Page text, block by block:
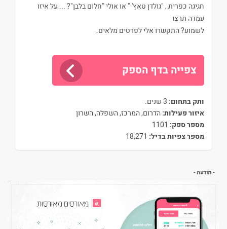
חגיגה כפרית , "גולדן טאץ' " או אולי "חלום בלבן"? ... על איזו
עמדה תרצו
לשמוע? התקשרו אלי לפרטים מלאים.
צפייה בדף הספק
ותק בתחום: 3 שנים.
איזור פעילות:הדרום, המרכז, השפלה, השרון
מספר ספק: 1101
מספר צפיות בדיל:
- מודעה -